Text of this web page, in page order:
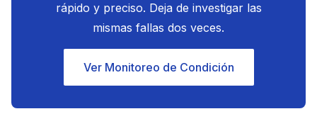
rápido y preciso. Deja de investigar las
mismas fallas dos veces.
Ver Monitoreo de Condición